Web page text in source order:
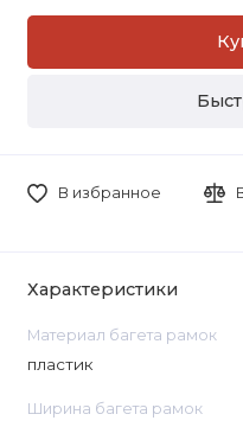
В избранное
Характеристики
Материал багета рамок
пластик
Ширина багета рамок